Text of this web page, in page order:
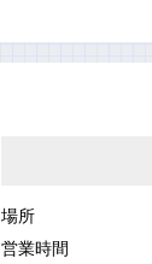
場所
営業時間